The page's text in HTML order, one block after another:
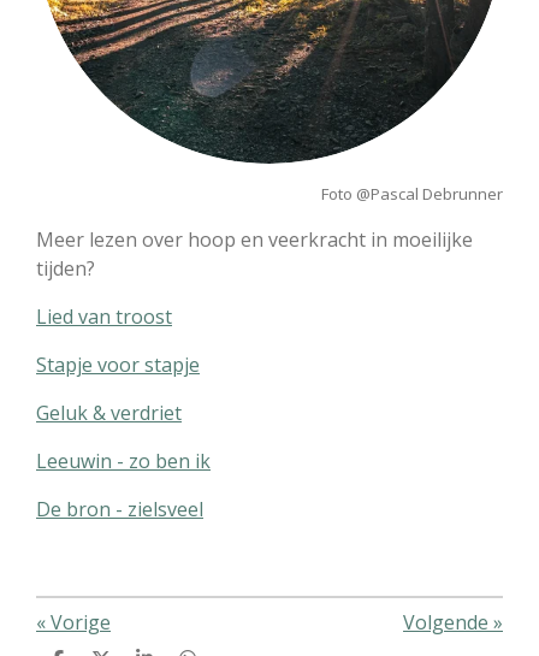
Foto @Pascal Debrunner
Meer lezen over hoop en veerkracht in moeilijke
tijden?
Lied van troost
Stapje voor stapje
Geluk & verdriet
Leeuwin - zo ben ik
De bron - zielsveel
«Vorige Volgende »